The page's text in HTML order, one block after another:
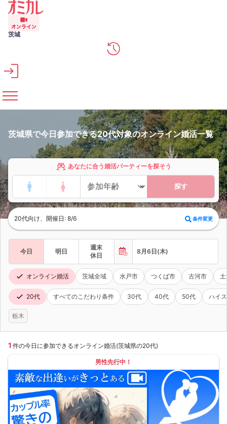
メインコンテンツへスキップ
茨城
茨城県で今日参加できる20代対象のオンライン婚活一覧
あなたに合う婚活パーティーを探そう
探す
20代向け、開催日: 8/6 条件変更
今日 明日
週末
休日
8月6日(木)
オンライン婚活 茨城全域 水戸市 つくば市 古河市
20代 すべてのこだわり条件 30代 40代 50代 ハイ
栃木
1 件の今日に参加できるオンライン婚活(茨城県の20代)
男性先行中！